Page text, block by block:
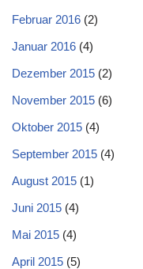
Februar 2016 (2)
Januar 2016 (4)
Dezember 2015 (2)
November 2015 (6)
Oktober 2015 (4)
September 2015 (4)
August 2015 (1)
Juni 2015 (4)
Mai 2015 (4)
April 2015 (5)